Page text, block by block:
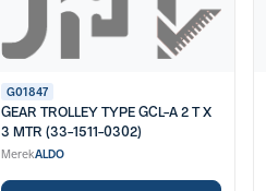
G01847
GEAR TROLLEY TYPE GCL-A 2 T X
3 MTR (33-1511-0302)
MerekALDO